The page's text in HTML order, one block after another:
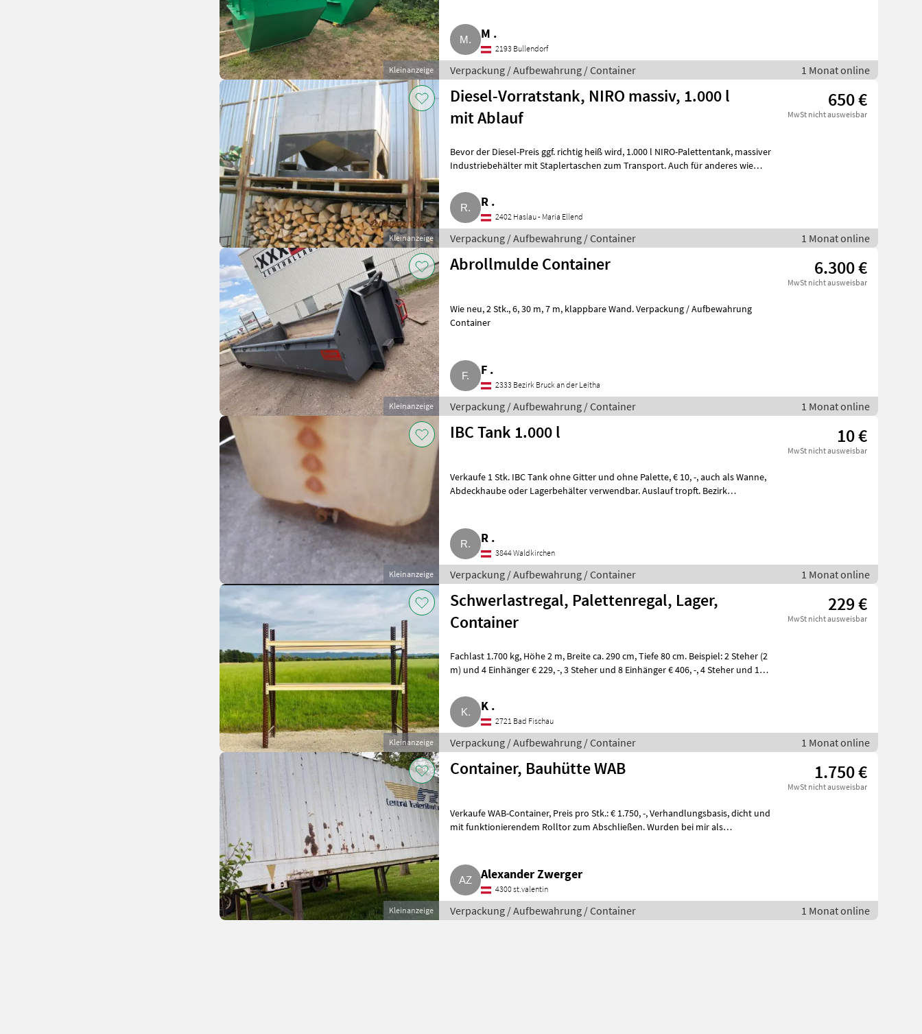
Kleinanzeige
M .
2193 Bullendorf
Verpackung / Aufbewahrung / Container 1 Monat online
Kleinanzeige
Diesel-Vorratstank, NIRO massiv, 1.000 l
mit Ablauf
650 €
MwSt nicht ausweisbar
Bevor der Diesel-Preis ggf. richtig heiß wird, 1.000 l NIRO-Palettentank, massiver
Industriebehälter mit Staplertaschen zum Transport. Auch für anderes wie
R .
2402 Haslau - Maria Ellend
Verpackung / Aufbewahrung / Container 1 Monat online
Kleinanzeige
Abrollmulde Container 6.300 €
MwSt nicht ausweisbar
Wie neu, 2 Stk., 6, 30 m, 7 m, klappbare Wand. Verpackung / Aufbewahrung
Container
F .
2333 Bezirk Bruck an der Leitha
Verpackung / Aufbewahrung / Container 1 Monat online
Kleinanzeige
IBC Tank 1.000 l 10 €
MwSt nicht ausweisbar
Verkaufe 1 Stk. IBC Tank ohne Gitter und ohne Palette, € 10, -, auch als Wanne,
Abdeckhaube oder Lagerbehälter verwendbar. Auslauf tropft. Bezirk
R .
3844 Waldkirchen
Verpackung / Aufbewahrung / Container 1 Monat online
Kleinanzeige
Schwerlastregal, Palettenregal, Lager,
Container
229 €
MwSt nicht ausweisbar
Fachlast 1.700 kg, Höhe 2 m, Breite ca. 290 cm, Tiefe 80 cm. Beispiel: 2 Steher (2
m) und 4 Einhänger € 229, -, 3 Steher und 8 Einhänger € 406, -, 4 Steher und 12
K .
2721 Bad Fischau
Verpackung / Aufbewahrung / Container 1 Monat online
Kleinanzeige
Container, Bauhütte WAB 1.750 €
MwSt nicht ausweisbar
Verkaufe WAB-Container, Preis pro Stk.: € 1.750, -, Verhandlungsbasis, dicht und
mit funktionierendem Rolltor zum Abschließen. Wurden bei mir als
Alexander Zwerger
4300 st.valentin
Verpackung / Aufbewahrung / Container 1 Monat online